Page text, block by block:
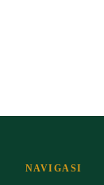
NAVIGASI